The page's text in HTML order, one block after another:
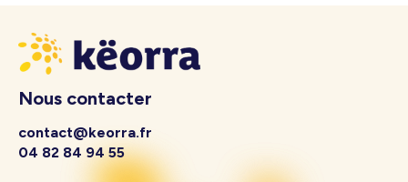
Nous contacter
contact@keorra.fr
04 82 84 94 55